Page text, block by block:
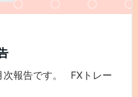
次報告です。 FXトレー